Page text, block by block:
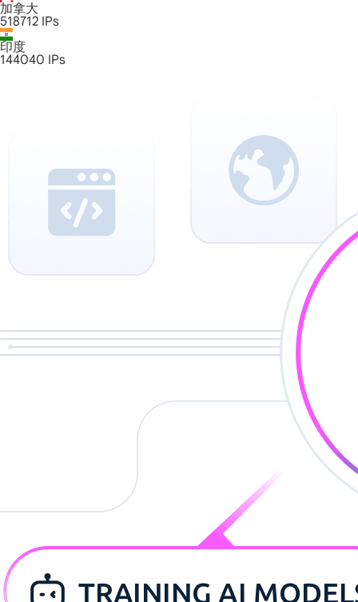
加拿大
518712 IPs
印度
144040 IPs